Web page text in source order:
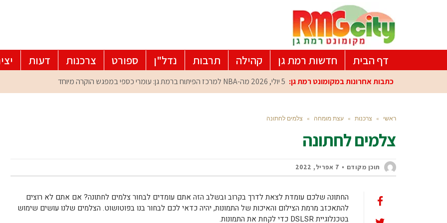
דף הבית חדשות רמת גן קהילה תרבות נדל"ן ספורט צרכנות דעות
כתבות אחרונות במקומונט רמת גן: 5 יולי, 2026 מה-NBA למרכז הפיתוח ברמת גן: עומרי כספי במפגש הוקרה מיוחד
ראשי » צרכנות » עצת מומחה » צלמים לחתונה
צלמים לחתונה
תוכן מקודם 7 אפריל, 2022
החתונה שלכם עומדת לצאת לדרך בקרוב ובשלב הזה אתם עומדים לבחור צלמים לחתונה? אם אתם לא רוצים
להתאכזב מרמת הצילום והאיכות של התמונות, יהיה כדאי לכם לבחור בנו בפוטושוט. הצלמים שלנו עושים שימוש
בטכנלוגיית DSLSR כדי לקחת את התמונות.